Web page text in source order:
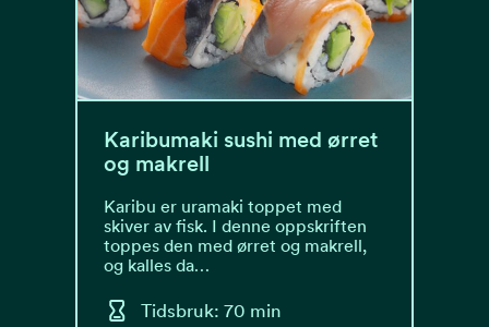
Karibumaki sushi med ørret
og makrell
Karibu er uramaki toppet med
skiver av fisk. I denne oppskriften
toppes den med ørret og makrell,
og kalles da…
Tidsbruk: 70 min